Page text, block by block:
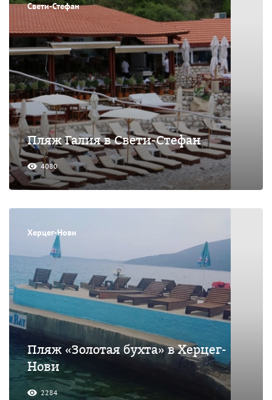
Свети-Стефан
Пляж Галия в Свети-Стефан
4080
Херцег-Нови
Пляж «Золотая бухта» в Херцег-
Нови
2284